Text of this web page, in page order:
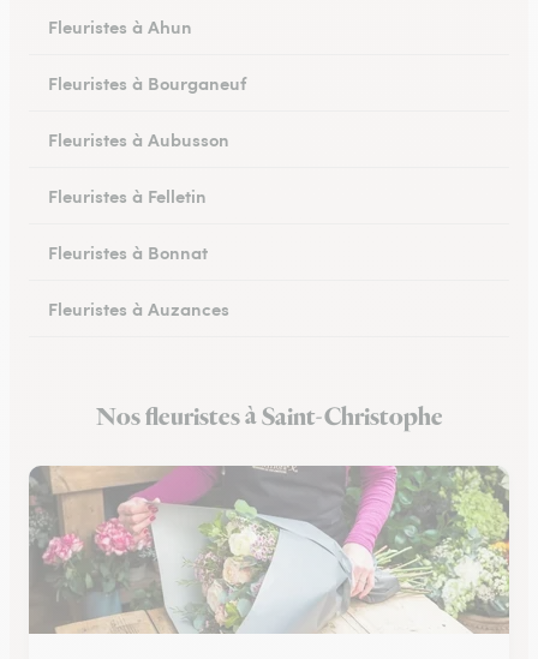
Fleuristes à Ahun
Fleuristes à Bourganeuf
Fleuristes à Aubusson
Fleuristes à Felletin
Fleuristes à Bonnat
Fleuristes à Auzances
Fleuristes à Chénérailles
Nos fleuristes à Saint-Christophe